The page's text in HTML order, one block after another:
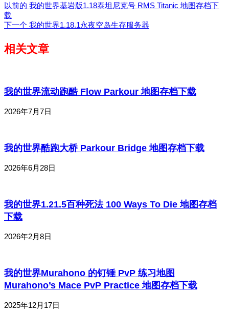
以前的 我的世界基岩版1.18泰坦尼克号 RMS Titanic 地图存档下
载
下一个 我的世界1.18.1永夜空岛生存服务器
相关文章
我的世界流动跑酷 Flow Parkour 地图存档下载
2026年7月7日
我的世界酷跑大桥 Parkour Bridge 地图存档下载
2026年6月28日
我的世界1.21.5百种死法 100 Ways To Die 地图存档
下载
2026年2月8日
我的世界Murahono 的钉锤 PvP 练习地图
Murahono’s Mace PvP Practice 地图存档下载
2025年12月17日